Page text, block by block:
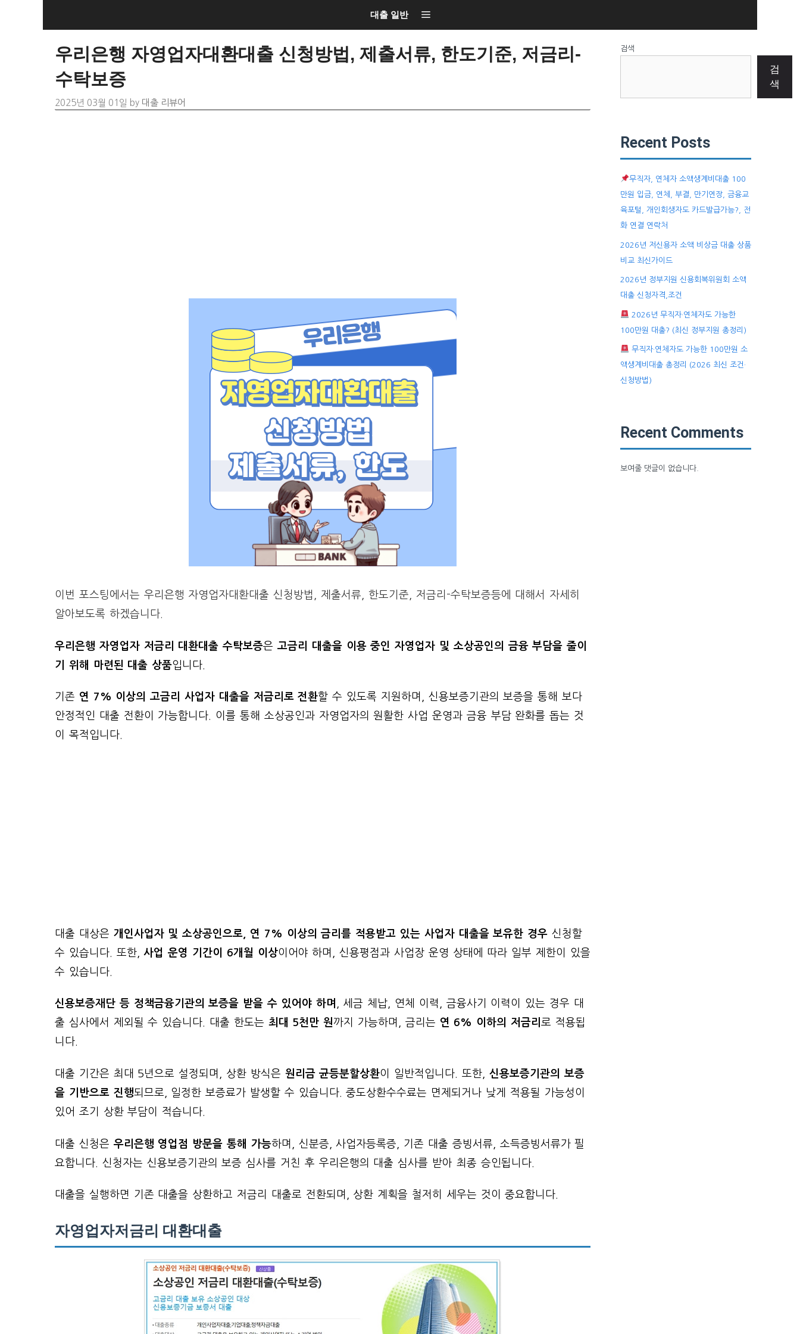
대출 일반
우리은행 자영업자대환대출 신청방법, 제출서류, 한도기준, 저금리-
수탁보증
2025년 03월 01일 by 대출 리뷰어
이번 포스팅에서는 우리은행 자영업자대환대출 신청방법, 제출서류, 한도기준, 저금리-수탁보증등에 대해서 자세히
알아보도록 하겠습니다.
우리은행 자영업자 저금리 대환대출 수탁보증은 고금리 대출을 이용 중인 자영업자 및 소상공인의 금융 부담을 줄이
기 위해 마련된 대출 상품입니다.
기존 연 7% 이상의 고금리 사업자 대출을 저금리로 전환할 수 있도록 지원하며, 신용보증기관의 보증을 통해 보다
안정적인 대출 전환이 가능합니다. 이를 통해 소상공인과 자영업자의 원활한 사업 운영과 금융 부담 완화를 돕는 것
이 목적입니다.
대출 대상은 개인사업자 및 소상공인으로, 연 7% 이상의 금리를 적용받고 있는 사업자 대출을 보유한 경우 신청할
수 있습니다. 또한,
사업 운영 기간이 6개월 이상이어야 하며, 신용평점과 사업장 운영 상태에 따라 일부 제한이 있을
수 있습니다.
신용보증재단 등 정책금융기관의 보증을 받을 수 있어야 하며
, 세금 체납, 연체 이력, 금융사기 이력이 있는 경우 대
출 심사에서 제외될 수 있습니다. 대출 한도는 최대 5천만 원까지 가능하며, 금리는 연 6% 이하의 저금리로 적용됩
니다.
대출 기간은 최대 5년으로 설정되며, 상환 방식은 원리금 균등분할상환이 일반적입니다. 또한,
신용보증기관의 보증
을 기반으로 진행되므로, 일정한 보증료가 발생할 수 있습니다. 중도상환수수료는 면제되거나 낮게 적용될 가능성이
있어 조기 상환 부담이 적습니다.
대출 신청은 우리은행 영업점 방문을 통해 가능하며, 신분증, 사업자등록증, 기존 대출 증빙서류, 소득증빙서류가 필
요합니다. 신청자는 신용보증기관의 보증 심사를 거친 후 우리은행의 대출 심사를 받아 최종 승인됩니다.
대출을 실행하면 기존 대출을 상환하고 저금리 대출로 전환되며, 상환 계획을 철저히 세우는 것이 중요합니다.
자영업자저금리 대환대출
검색
검
색
Recent Posts
무직자, 연체자 소액생계비대출 100
만원 입금, 연체, 부결, 만기연장, 금융교
육포털, 개인회생자도 카드발급가능?, 전
화 연결 연락처
2026년 저신용자 소액 비상금 대출 상품
비교 최신가이드
2026년 정부지원 신용회복위원회 소액
대출 신청자격,조건
2026년 무직자·연체자도 가능한
100만원 대출? (최신 정부지원 총정리)
무직자·연체자도 가능한 100만원 소
액생계비대출 총정리 (2026 최신 조건·
신청방법)
Recent Comments
보여줄 댓글이 없습니다.